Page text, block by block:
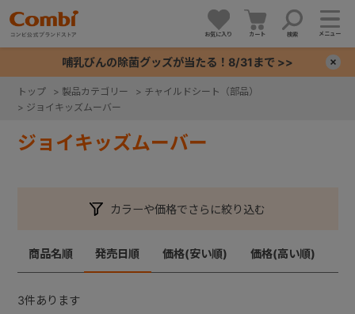
お気に入り カート 検索 メニュー
哺乳びんの除菌グッズが当たる！8/31まで >>
トップ > 製品カテゴリー > チャイルドシート（部品）
> ジョイキッズムーバー
ジョイキッズムーバー
カラーや価格でさらに絞り込む
商品名順 発売日順 価格(安い順) 価格(高い順)
3件あります